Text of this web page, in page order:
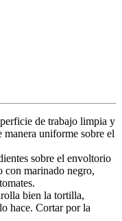
de trabajo limpia y
manera uniforme sobre el
sobre el envoltorio
con marinado negro,
bien la tortilla,
hace. Cortar por la